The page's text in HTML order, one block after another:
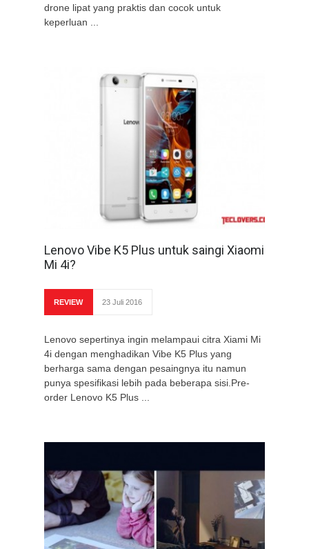
drone lipat yang praktis dan cocok untuk
keperluan ...
Lenovo Vibe K5 Plus untuk saingi Xiaomi
Mi 4i?
REVIEW 23 Juli 2016
Lenovo sepertinya ingin melampaui citra Xiami Mi
4i dengan menghadikan Vibe K5 Plus yang
berharga sama dengan pesaingnya itu namun
punya spesifikasi lebih pada beberapa sisi.Pre-
order Lenovo K5 Plus ...